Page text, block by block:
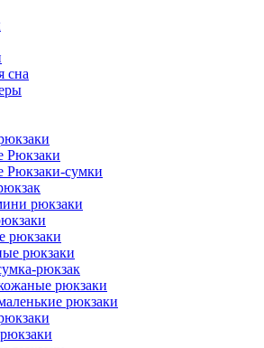
сна
Рюкзаки
Рюкзаки-сумки
рюкзаки
рюкзаки
рюкзаки
рюкзак
рюкзаки
рюкзаки